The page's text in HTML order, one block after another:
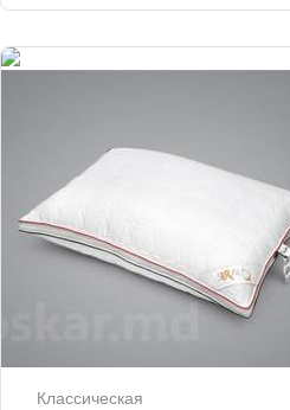
Классическая